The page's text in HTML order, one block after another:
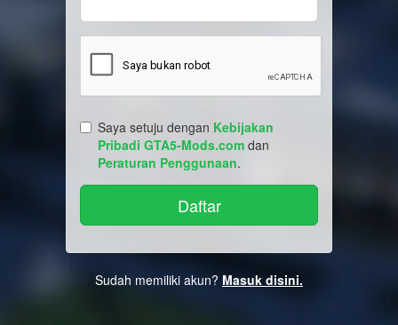
Saya setuju dengan Kebijakan
Pribadi GTA5-Mods.com dan
Peraturan Penggunaan.
Sudah memiliki akun? Masuk disini.